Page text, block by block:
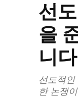
선
을
니다
선도적
한 논쟁